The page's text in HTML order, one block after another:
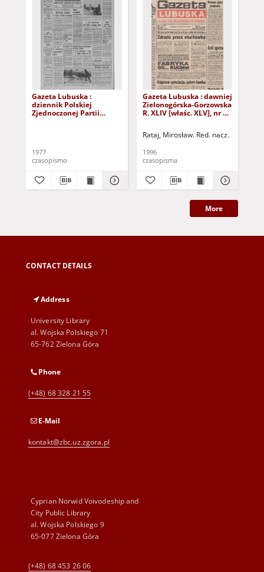
Gazeta Lubuska :
dziennik Polskiej
Zjednoczonej Partii
1977
czasopismo
Gazeta Lubuska : dawniej
Zielonogórska-Gorzowska
R. XLIV [właśc. XLV], nr 52
Rataj, Mirosław. Red. nacz.
1996
czasopisma
More
CONTACT DETAILS
Address
University Library
al. Wojska Polskiego 71
65-762 Zielona Góra
Phone
(+48) 68 328 21 55
E-Mail
kontakt@zbc.uz.zgora.pl
Cyprian Norwid Voivodeship and
City Public Library
al. Wojska Polskiego 9
65-077 Zielona Góra
(+48) 68 453 26 06